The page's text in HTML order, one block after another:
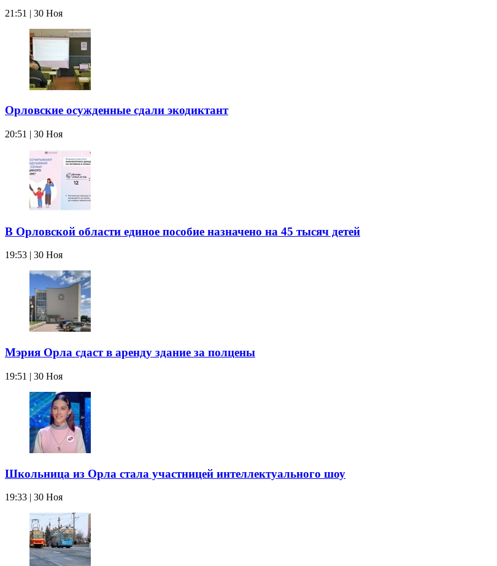
21:51 | 30 Ноя
Орловские осужденные сдали экодиктант
20:51 | 30 Ноя
В Орловской области единое пособие назначено на 45 тысяч детей
19:53 | 30 Ноя
Мэрия Орла сдаст в аренду здание за полцены
19:51 | 30 Ноя
Школьница из Орла стала участницей интеллектуального шоу
19:33 | 30 Ноя